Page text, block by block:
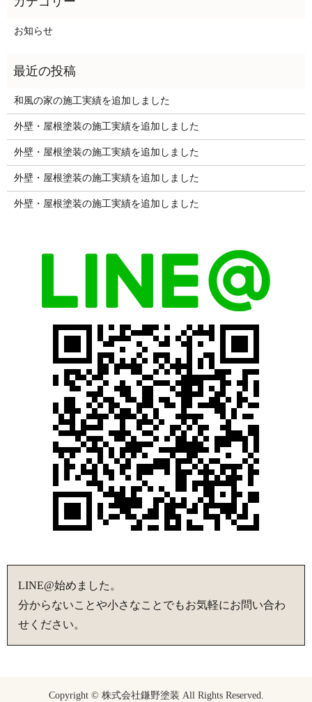
お知らせ
和風の家の施工実績を追加しました
外壁・屋根塗装の施工実績を追加しました
外壁・屋根塗装の施工実績を追加しました
外壁・屋根塗装の施工実績を追加しました
外壁・屋根塗装の施工実績を追加しました
LINE@始めました。
分からないことや小さなことでもお気軽にお問い合わ
せください。
Copyright © 株式会社鎌野塗装 All Rights Reserved.